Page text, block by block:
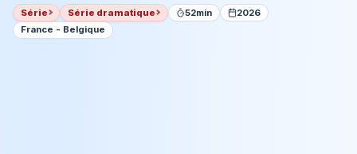
Série Série dramatique 52min
2026
France - Belgique